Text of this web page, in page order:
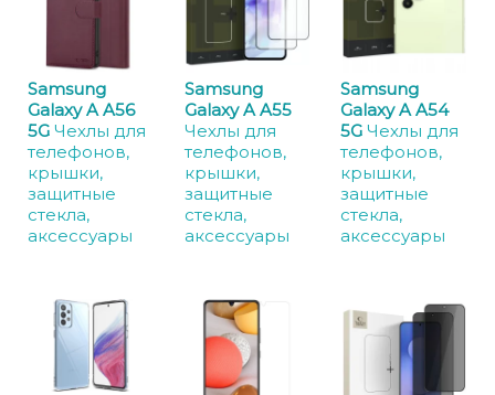
Samsung
Galaxy A A56
5G Чехлы для
телефонов,
крышки,
защитные
стекла,
аксессуары
Samsung
Galaxy A A55
Чехлы для
телефонов,
крышки,
защитные
стекла,
аксессуары
Samsung
Galaxy A A54
5GЧехлы для
телефонов,
крышки,
защитные
стекла,
аксессуары